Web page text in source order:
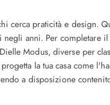
cerca praticità e design.
anni. Per completare
Modus, diverse per
la tua casa come
a disposizione